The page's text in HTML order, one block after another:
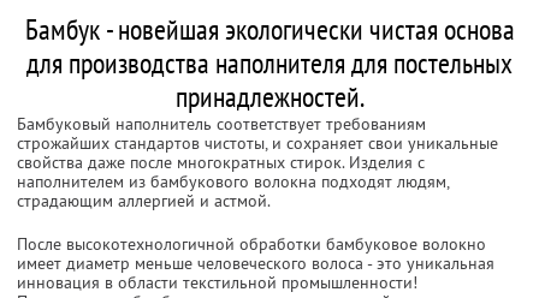
Бамбук - новейшая экологически чистая основа
для производства наполнителя для постельных
принадлежностей.
Бамбуковый наполнитель соответствует требованиям
строжайших стандартов чистоты, и сохраняет свои уникальные
свойства даже после многократных стирок. Изделия с
наполнителем из бамбукового волокна подходят людям,
страдающим аллергией и астмой.
После высокотехнологичной обработки бамбуковое волокно
имеет диаметр меньше человеческого волоса - это уникальная
инновация в области текстильной промышленности!